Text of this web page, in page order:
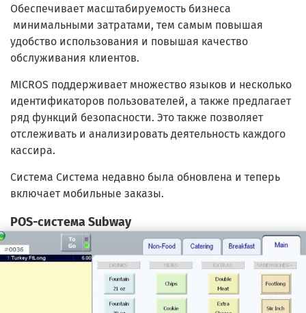
Обеспечивает масштабируемость бизнеса
минимальными затратами, тем самым повышая
удобство использования и повышая качество
обслуживания клиентов.
MICROS поддерживает множество языков и несколько
идентификаторов пользователей, а также предлагает
ряд функций безопасности. Это также позволяет
отслеживать и анализировать деятельность каждого
кассира.
Система Система недавно была обновлена ​​и теперь
включает мобильные заказы.
POS-система Subway